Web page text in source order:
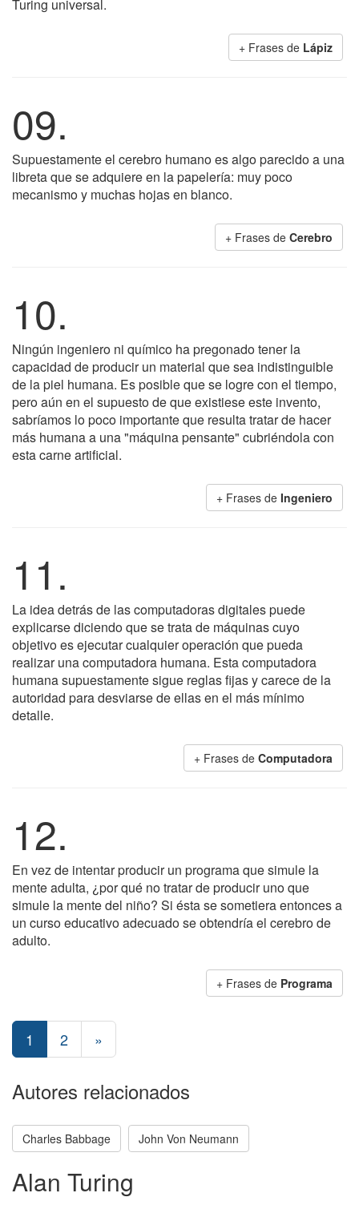
Turing universal.
+ Frases de Lápiz
09.
Supuestamente el cerebro humano es algo parecido a una
libreta que se adquiere en la papelería: muy poco
mecanismo y muchas hojas en blanco.
+ Frases de Cerebro
10.
Ningún ingeniero ni químico ha pregonado tener la
capacidad de producir un material que sea indistinguible
de la piel humana. Es posible que se logre con el tiempo,
pero aún en el supuesto de que existiese este invento,
sabríamos lo poco importante que resulta tratar de hacer
más humana a una "máquina pensante" cubriéndola con
esta carne artificial.
+ Frases de Ingeniero
11.
La idea detrás de las computadoras digitales puede
explicarse diciendo que se trata de máquinas cuyo
objetivo es ejecutar cualquier operación que pueda
realizar una computadora humana. Esta computadora
humana supuestamente sigue reglas fijas y carece de la
autoridad para desviarse de ellas en el más mínimo
detalle.
+ Frases de Computadora
12.
En vez de intentar producir un programa que simule la
mente adulta, ¿por qué no tratar de producir uno que
simule la mente del niño? Si ésta se sometiera entonces a
un curso educativo adecuado se obtendría el cerebro de
adulto.
+ Frases de Programa
1 2 »
Autores relacionados
Charles Babbage John Von Neumann
Alan Turing